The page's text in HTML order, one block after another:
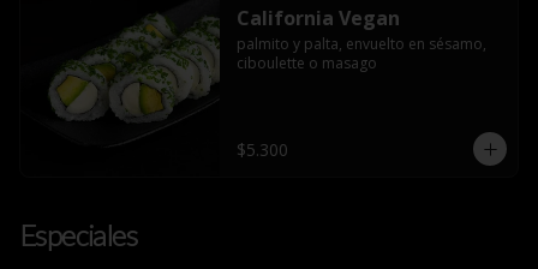
California Vegan
palmito y palta, envuelto en sésamo,
ciboulette o masago
$5.300
Especiales